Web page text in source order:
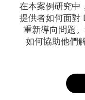
在本案例研究中
提供者如何面對
重新導向問題
如何協助他們